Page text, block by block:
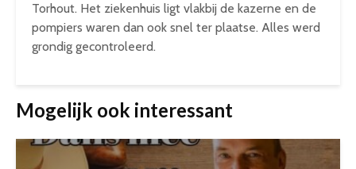
Torhout. Het ziekenhuis ligt vlakbij de kazerne en de
pompiers waren dan ook snel ter plaatse. Alles werd
grondig gecontroleerd.
Mogelijk ook interessant